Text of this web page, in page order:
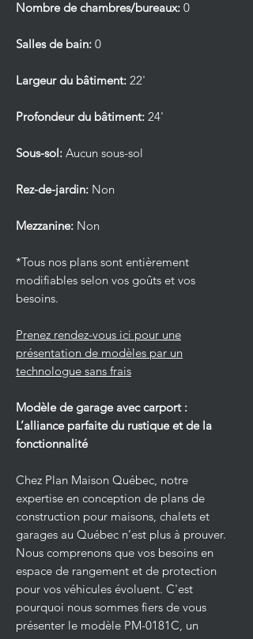
Nombre de chambres/bureaux: 0
Salles de bain: 0
Largeur du bâtiment: 22'
Profondeur du bâtiment: 24'
Sous-sol: Aucun sous-sol
Rez-de-jardin: Non
Mezzanine: Non
*Tous nos plans sont entièrement
modifiables selon vos goûts et vos
besoins.
Prenez rendez-vous ici pour une
présentation de modèles par un
technologue sans frais
Modèle de garage avec carport :
L’alliance parfaite du rustique et de la
fonctionnalité
Chez Plan Maison Québec, notre
expertise en conception de plans de
construction pour maisons, chalets et
garages au Québec n’est plus à prouver.
Nous comprenons que vos besoins en
espace de rangement et de protection
pour vos véhicules évoluent. C'est
pourquoi nous sommes fiers de vous
présenter le modèle PM-0181C, un